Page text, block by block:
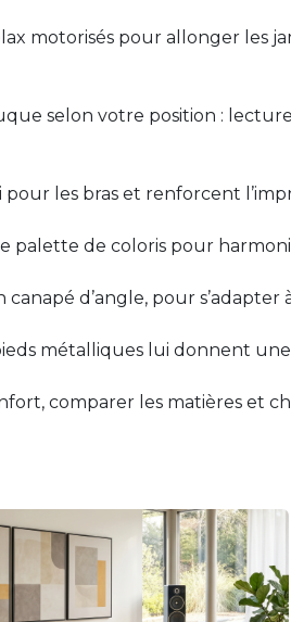
motorisés pour allonger les
selon votre position :
les bras et renforcent
palette de coloris pour
d’angle, pour s’adapter
métalliques lui donnent
comparer les matières et